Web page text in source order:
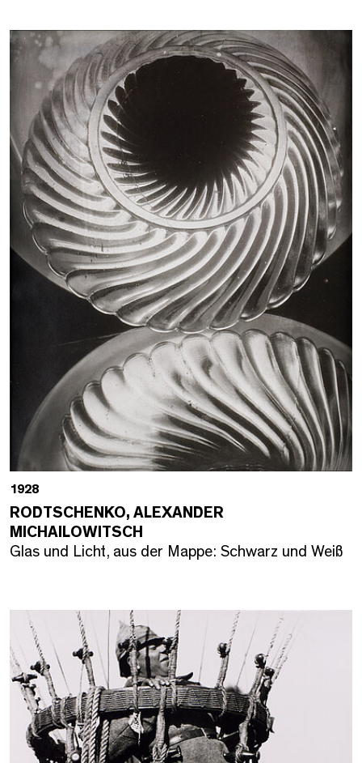
1928
RODTSCHENKO, ALEXANDER
MICHAILOWITSCH
Glas und Licht, aus der Mappe: Schwarz und Weiß